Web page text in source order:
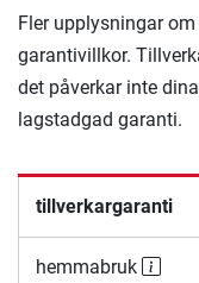
Fler upplysningar
garantivillkor.
det påverkar inte
lagstadgad garanti.
tillverkargaranti
hemmabruk